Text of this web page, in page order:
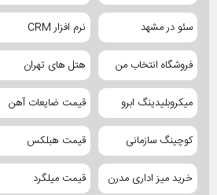
سئو در مشهد نرم افزار CRM
فروشگاه انتخاب من هتل های تهران
میکروبلیدینگ ابرو قیمت ضایعات آهن
کوچینگ سازمانی قیمت هبلکس
خرید میز اداری مدرن قیمت میلگرد